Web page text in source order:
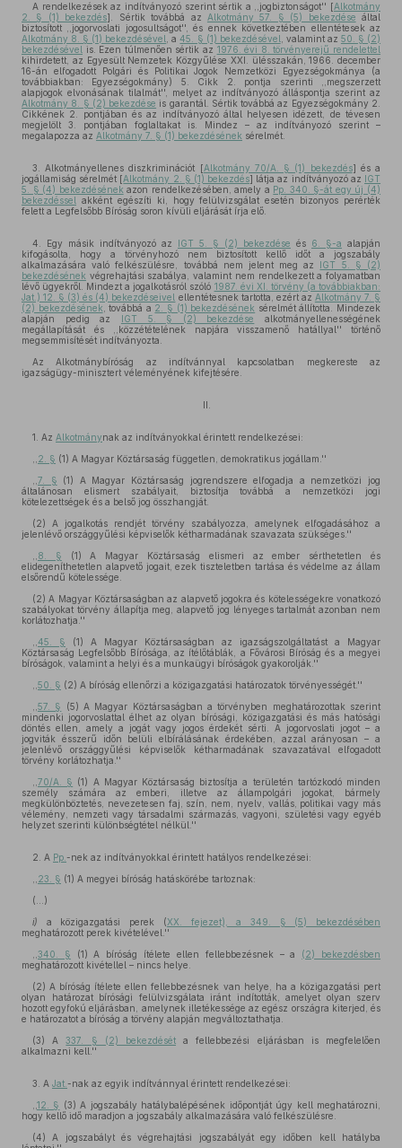
A rendelkezések az indítványozó szerint sértik a ,,jogbiztonságot'' [Alkotmány
2. § (1) bekezdés]. Sértik továbbá az Alkotmány 57. § (5) bekezdése által
biztosított ,,jogorvoslati jogosultságot'', és ennek következtében ellentétesek az
Alkotmány 8. § (1) bekezdésével , a45. § (1) bekezdésével , valamint az 50. § (2)
bekezdésével is. Ezen túlmenően sértik az 1976. évi 8. törvényerejű rendelettel
kihirdetett, az Egyesült Nemzetek Közgyűlése XXI. ülésszakán, 1966. december
16-án elfogadott Polgári és Politikai Jogok Nemzetközi Egyezségokmánya (a
továbbiakban: Egyezségokmány) 5. Cikk 2. pontja szerinti ,,megszerzett
alapjogok elvonásának tilalmát'', melyet az indítványozó álláspontja szerint az
Alkotmány 8. § (2) bekezdése is garantál. Sértik továbbá az Egyezségokmány 2.
Cikkének 2. pontjában és az indítványozó által helyesen idézett, de tévesen
megjelölt 3. pontjában foglaltakat is. Mindez – az indítványozó szerint –
megalapozza az Alkotmány 7. § (1) bekezdésének sérelmét.
3. Alkotmányellenes diszkriminációt [Alkotmány 70/A. § (1) bekezdés] és a
jogállamiság sérelmét [Alkotmány 2. § (1) bekezdés] látja az indítványozó az IGT
5. § (4) bekezdésének azon rendelkezésében, amely a Pp. 340. §-át egy új (4)
bekezdéssel akként egészíti ki, hogy felülvizsgálat esetén bizonyos perérték
felett a Legfelsőbb Bíróság soron kívüli eljárását írja elő.
4. Egy másik indítványozó az IGT 5. § (2) bekezdése és 6. §-a alapján
kifogásolta, hogy a törvényhozó nem biztosított kellő időt a jogszabály
alkalmazására való felkészülésre, továbbá nem jelent meg az IGT 5. § (2)
bekezdésének végrehajtási szabálya, valamint nem rendelkezett a folyamatban
lévő ügyekről. Mindezt a jogalkotásról szóló 1987. évi XI. törvény (a továbbiakban:
Jat.) 12. § (3) és (4) bekezdéseivel ellentétesnek tartotta, ezért az Alkotmány 7. §
(2) bekezdésének , továbbá a 2. § (1) bekezdésének sérelmét állította. Mindezek
alapján pedig az IGT 5. § (2) bekezdése
alkotmányellenességének
megállapítását és ,,közzétételének napjára visszamenő hatállyal'' történő
megsemmisítését indítványozta.
Az Alkotmánybíróság az indítvánnyal kapcsolatban megkereste az
igazságügy-minisztert véleményének kifejtésére.
II.
1. Az Alkotmánynak az indítványokkal érintett rendelkezései:
2. § (1) A Magyar Köztársaság független, demokratikus jogállam.''
7. § (1) A Magyar Köztársaság jogrendszere elfogadja a nemzetközi jog
általánosan elismert szabályait, biztosítja továbbá a nemzetközi jogi
kötelezettségek és a belső jog összhangját.
(2) A jogalkotás rendjét törvény szabályozza, amelynek elfogadásához a
jelenlévő országgyűlési képviselők kétharmadának szavazata szükséges.''
8. § (1) A Magyar Köztársaság elismeri az ember sérthetetlen és
elidegeníthetetlen alapvető jogait, ezek tiszteletben tartása és védelme az állam
elsőrendű kötelessége.
(2) A Magyar Köztársaságban az alapvető jogokra és kötelességekre vonatkozó
szabályokat törvény állapítja meg, alapvető jog lényeges tartalmát azonban nem
korlátozhatja.''
45. § (1) A Magyar Köztársaságban az igazságszolgáltatást a Magyar
Köztársaság Legfelsőbb Bírósága, az ítélőtáblák, a Fővárosi Bíróság és a megyei
bíróságok, valamint a helyi és a munkaügyi bíróságok gyakorolják.''
50. § (2) A bíróság ellenőrzi a közigazgatási határozatok törvényességét.''
57. §
(5) A Magyar Köztársaságban a törvényben meghatározottak szerint
mindenki jogorvoslattal élhet az olyan bírósági, közigazgatási és más hatósági
döntés ellen, amely a jogát vagy jogos érdekét sérti. A jogorvoslati jogot – a
jogviták ésszerű időn belüli elbírálásának érdekében, azzal arányosan – a
jelenlévő országgyűlési képviselők kétharmadának szavazatával elfogadott
törvény korlátozhatja.''
70/A. § (1) A Magyar Köztársaság biztosítja a területén tartózkodó minden
személy számára az emberi, illetve az állampolgári jogokat, bármely
megkülönböztetés, nevezetesen faj, szín, nem, nyelv, vallás, politikai vagy más
vélemény, nemzeti vagy társadalmi származás, vagyoni, születési vagy egyéb
helyzet szerinti különbségtétel nélkül.''
2. A Pp. -nek az indítványokkal érintett hatályos rendelkezései:
23. § (1) A megyei bíróság hatáskörébe tartoznak:
(...)
i) a közigazgatási perek (XX. fejezet), a 349. § (5) bekezdésében
meghatározott perek kivételével.''
340. § (1) A bíróság ítélete ellen fellebbezésnek – a (2) bekezdésben
meghatározott kivétellel – nincs helye.
(2) A bíróság ítélete ellen fellebbezésnek van helye, ha a közigazgatási pert
olyan határozat bírósági felülvizsgálata iránt indították, amelyet olyan szerv
hozott egyfokú eljárásban, amelynek illetékessége az egész országra kiterjed, és
e határozatot a bíróság a törvény alapján megváltoztathatja.
(3) A337. § (2) bekezdését a fellebbezési eljárásban is megfelelően
alkalmazni kell.''
3. A Jat. -nak az egyik indítvánnyal érintett rendelkezései:
12. § (3) A jogszabály hatálybalépésének időpontját úgy kell meghatározni,
hogy kellő idő maradjon a jogszabály alkalmazására való felkészülésre.
(4) A jogszabályt és végrehajtási jogszabályát egy időben kell hatályba